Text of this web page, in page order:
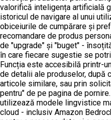
valorifică inteligența artificială
istoricul de navigare al unui
obiceiurile de cumpărare și
recomandare de produs
de "upgrade" și "buget" -
în care fiecare sugestie se
Funcția este accesibilă printr-
de detalii ale produselor, după
articole similare, sau prin
pentru" de pe pagina de
utilizează modele lingvistice
cloud - inclusiv Amazon